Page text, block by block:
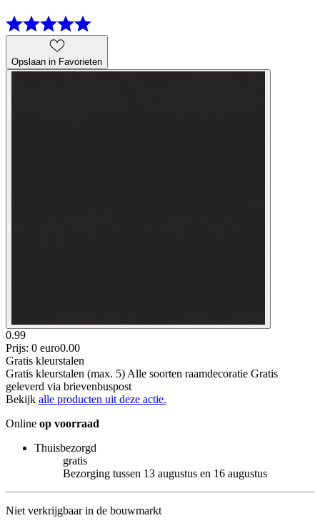
Opslaan in Favorieten
0.99
Prijs: 0 euro0.00
Gratis kleurstalen
Gratis kleurstalen (max. 5) Alle soorten raamdecoratie Gratis
geleverd via brievenbuspost
Bekijk alle producten uit deze actie.
Online op voorraad
Thuisbezorgd
gratis
Bezorging tussen 13 augustus en 16 augustus
Niet verkrijgbaar in de bouwmarkt